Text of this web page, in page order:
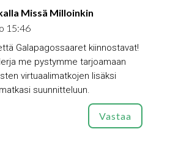
Missä Milloinkin
15:46
Galapagossaaret kiinnostavat!
me pystymme tarjoamaan
virtuaalimatkojen lisäksi
suunnitteluun.
Vastaa